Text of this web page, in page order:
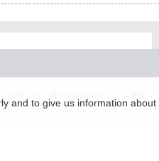
and to give us information